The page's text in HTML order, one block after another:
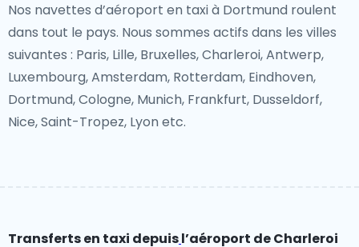
Nos navettes d’aéroport en taxi à Dortmund roulent
dans tout le pays. Nous sommes actifs dans les villes
suivantes : Paris, Lille, Bruxelles, Charleroi, Antwerp,
Luxembourg, Amsterdam, Rotterdam, Eindhoven,
Dortmund, Cologne, Munich, Frankfurt, Dusseldorf,
Nice, Saint-Tropez, Lyon etc.
Transferts en taxi depuisl’aéroport de Charleroi